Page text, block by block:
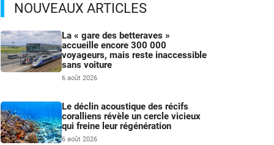
NOUVEAUX ARTICLES
La « gare des betteraves »
accueille encore 300 000
voyageurs, mais reste inaccessible
sans voiture
6 août 2026
Le déclin acoustique des récifs
coralliens révèle un cercle vicieux
qui freine leur régénération
6 août 2026